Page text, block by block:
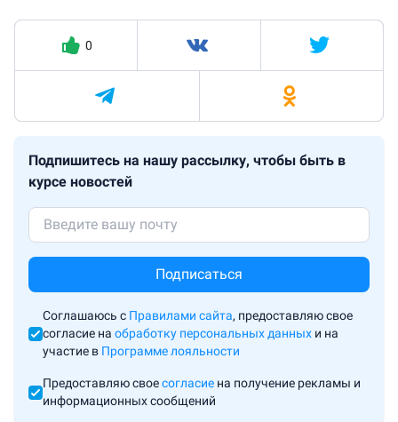
0
Подпишитесь на нашу рассылку, чтобы быть в
курсе новостей
Подписаться
Соглашаюсь с Правилами сайта, предоставляю свое
согласие на обработку персональных данных и на
участие в Программе лояльности
Предоставляю своесогласие на получение рекламы и
информационных сообщений